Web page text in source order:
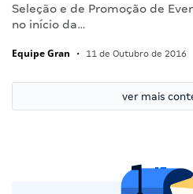
Seleção e de Promoção de
no início da…
Equipe Gran • 11 de Outubro de 2016
ver mais